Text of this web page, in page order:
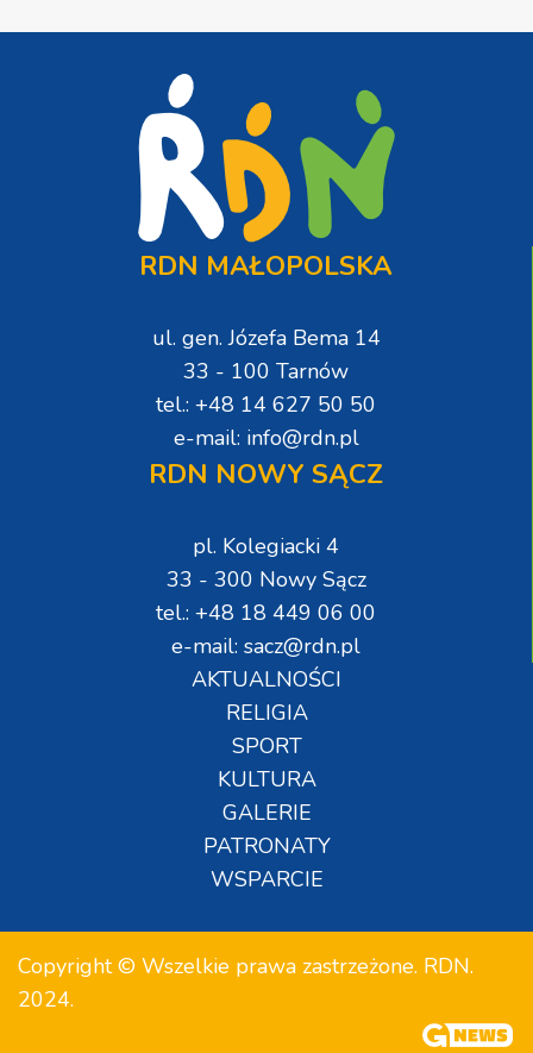
RDN MAŁOPOLSKA
ul. gen. Józefa Bema 14
33 - 100 Tarnów
tel.: +48 14 627 50 50
e-mail: info@rdn.pl
RDN NOWY SĄCZ
pl. Kolegiacki 4
33 - 300 Nowy Sącz
tel.: +48 18 449 06 00
e-mail: sacz@rdn.pl
AKTUALNOŚCI
RELIGIA
SPORT
KULTURA
GALERIE
PATRONATY
WSPARCIE
Copyright © Wszelkie prawa zastrzeżone. RDN.
2024.